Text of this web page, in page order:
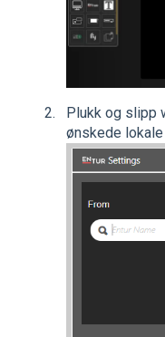
Plukk og slipp
ønskede lokale